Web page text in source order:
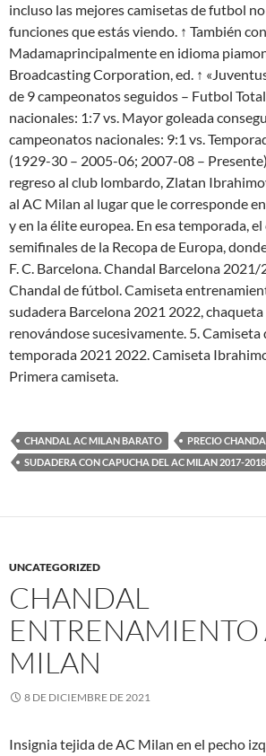
incluso las mejores camisetas de futbol
funciones que estás viendo. ↑ También
Madamaprincipalmente en idioma
Broadcasting Corporation, ed. ↑
de 9 campeonatos seguidos – Futbol
nacionales: 1:7 vs. Mayor goleada
campeonatos nacionales: 9:1 vs.
(1929-30 – 2005-06; 2007-08 –
regreso al club lombardo, Zlatan
al AC Milan al lugar que le corresponde
y en la élite europea. En esa temporada,
semifinales de la Recopa de Europa,
F. C. Barcelona. Chandal Barcelona
Chandal de fútbol. Camiseta
sudadera Barcelona 2021 2022, chaqueta
renovándose sucesivamente. 5.
temporada 2021 2022. Camiseta
Primera camiseta.
CHANDAL AC MILAN BARATO
PRECIO
SUDADERA CON CAPUCHA DEL AC MILAN 2017-
UNCATEGORIZED
CHANDAL
ENTRENAMIENTO
MILAN
8 DE DICIEMBRE DE 2021
Insignia tejida de AC Milan en el pecho